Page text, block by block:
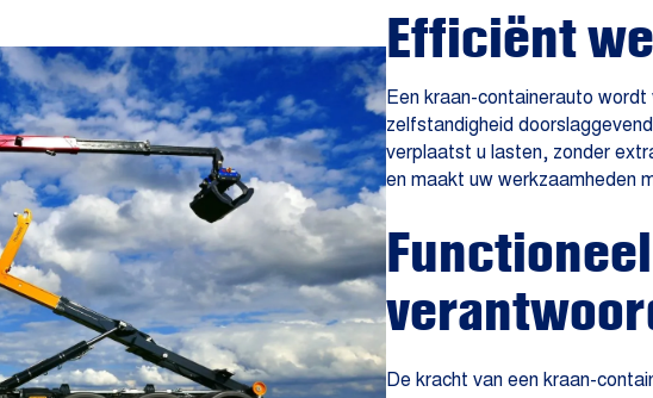
Efficiënt
Een kraan-containerauto
zelfstandigheid
verplaatst u lasten, zonder
en maakt uw werkzaamheden
De kracht van een kraan-